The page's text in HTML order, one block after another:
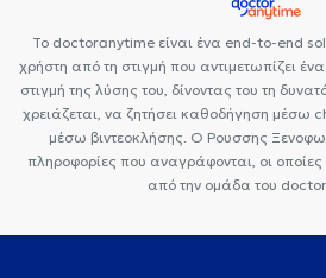
Ορθοπαιδικοί και Ορθοπαιδικοί
Ορθοπαιδικοί και Ορθοπαιδικοί
Ορθοπαιδικοί και Ορθοπαιδικοί
Ορθοπαιδικοί και Ορθοπαιδικοί
Το doctoranytime είναι ένα end-to-end
χρήστη από τη στιγμή που αντιμετωπίζει
στιγμή της λύσης του, δίνοντας του τη
χρειάζεται, να ζητήσει καθοδήγηση μέσω
μέσω βιντεοκλήσης. Ο Ρουσσης
πληροφορίες που αναγράφονται, οι οποίες
από την ομάδα του